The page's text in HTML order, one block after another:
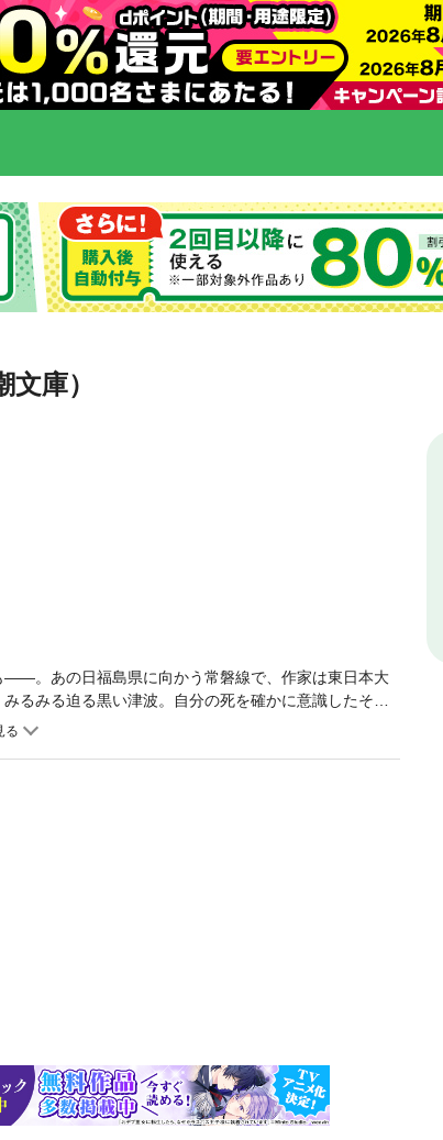
庫）
。あの日福島県に向かう常磐線で、作家は東日本大
るみる迫る黒い津波。自分の死を確かに意識したその
ていた。地元の人々と支え合った極限の5日間、後に再